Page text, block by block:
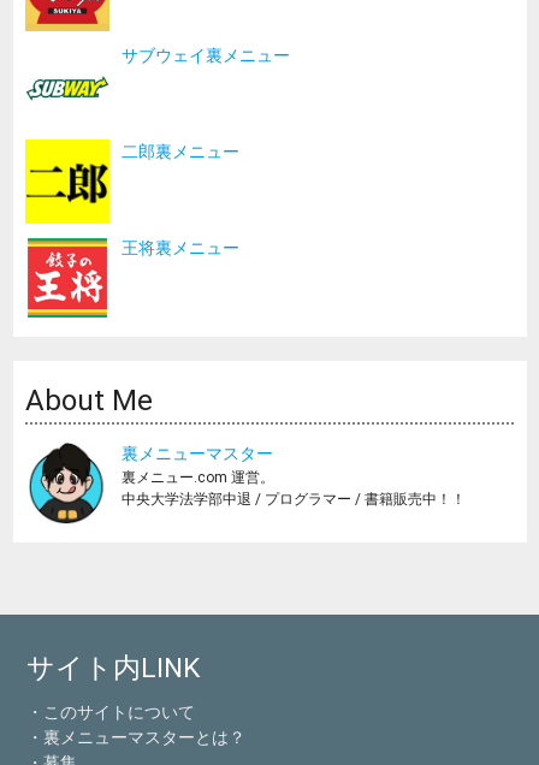
サブウェイ裏メニュー
二郎裏メニュー
王将裏メニュー
About Me
裏メニューマスター
裏メニュー.com 運営。
中央大学法学部中退 / プログラマー / 書籍販売中！！
サイト内LINK
・このサイトについて
・裏メニューマスターとは？